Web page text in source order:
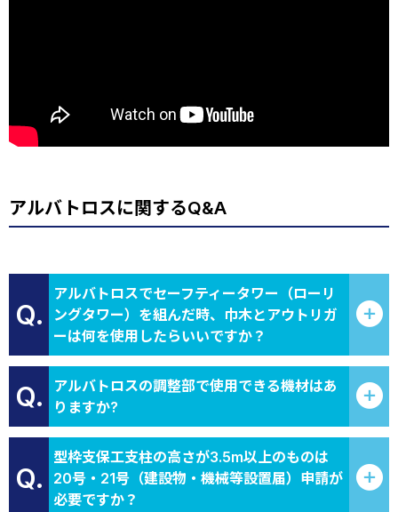
アルバトロスに関するQ&A
Q.
アルバトロスでセーフティータワー（ローリ
ングタワー）を組んだ時、巾木とアウトリガ
ーは何を使用したらいいですか？
Q.
アルバトロスの調整部で使用できる機材はあ
りますか?
Q.
型枠支保工支柱の高さが3.5m以上のものは
20号・21号（建設物・機械等設置届）申請が
必要ですか？